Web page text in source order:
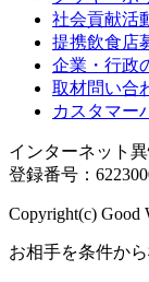
社会貢献活
提携飲食店
企業・行政
取材問い合
カスタマー
インターネット
登録番号：
Copyright(c) Good
お相手を条件か